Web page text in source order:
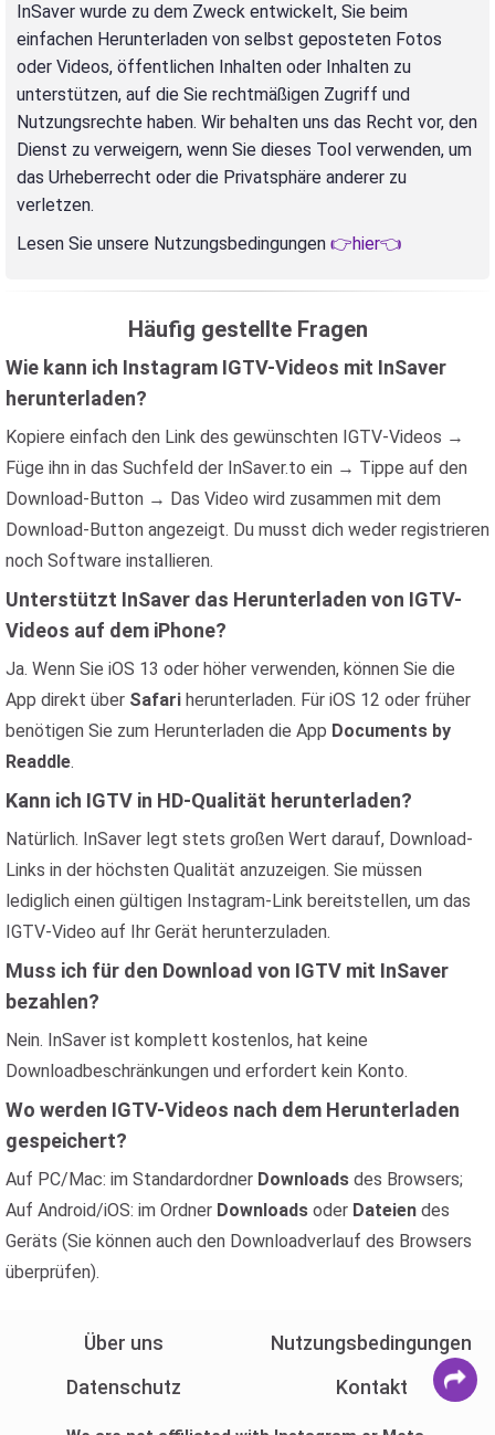
InSaver wurde zu dem Zweck entwickelt, Sie beim
einfachen Herunterladen von selbst geposteten Fotos
oder Videos, öffentlichen Inhalten oder Inhalten zu
unterstützen, auf die Sie rechtmäßigen Zugriff und
Nutzungsrechte haben. Wir behalten uns das Recht vor, den
Dienst zu verweigern, wenn Sie dieses Tool verwenden, um
das Urheberrecht oder die Privatsphäre anderer zu
verletzen.
Lesen Sie unsere Nutzungsbedingungen 👉hier👈
Häufig gestellte Fragen
Wie kann ich Instagram IGTV-Videos mit InSaver
herunterladen?
Kopiere einfach den Link des gewünschten IGTV-Videos →
Füge ihn in das Suchfeld der InSaver.to ein → Tippe auf den
Download-Button → Das Video wird zusammen mit dem
Download-Button angezeigt. Du musst dich weder registrieren
noch Software installieren.
Unterstützt InSaver das Herunterladen von IGTV-
Videos auf dem iPhone?
Ja. Wenn Sie iOS 13 oder höher verwenden, können Sie die
App direkt über Safari herunterladen. Für iOS 12 oder früher
benötigen Sie zum Herunterladen die App Documents by
Readdle.
Kann ich IGTV in HD-Qualität herunterladen?
Natürlich. InSaver legt stets großen Wert darauf, Download-
Links in der höchsten Qualität anzuzeigen. Sie müssen
lediglich einen gültigen Instagram-Link bereitstellen, um das
IGTV-Video auf Ihr Gerät herunterzuladen.
Muss ich für den Download von IGTV mit InSaver
bezahlen?
Nein. InSaver ist komplett kostenlos, hat keine
Downloadbeschränkungen und erfordert kein Konto.
Wo werden IGTV-Videos nach dem Herunterladen
gespeichert?
Auf PC/Mac: im Standardordner Downloads des Browsers;
Auf Android/iOS: im Ordner Downloads oder Dateien des
Geräts (Sie können auch den Downloadverlauf des Browsers
überprüfen).
Über uns
Nutzungsbedingungen
Datenschutz
Kontakt